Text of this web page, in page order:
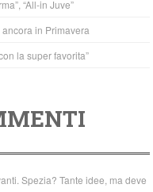
“All-in Juve”
in Primavera
la super favorita”
Spezia? Tante idee, ma deve